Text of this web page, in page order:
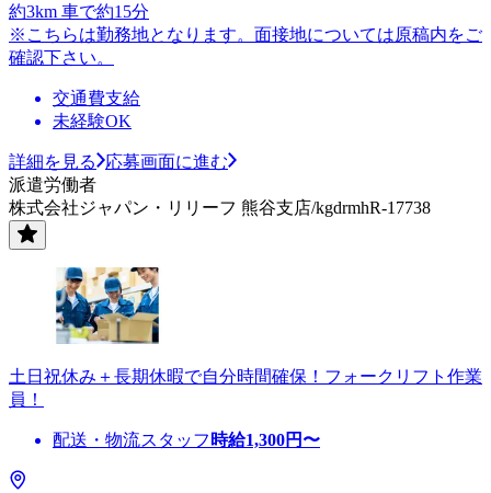
約3km 車で約15分
※こちらは勤務地となります。面接地については原稿内をご
確認下さい。
交通費支給
未経験OK
詳細を見る
応募画面に進む
派遣労働者
株式会社ジャパン・リリーフ 熊谷支店/kgdrmhR-17738
土日祝休み＋長期休暇で自分時間確保！フォークリフト作業
員！
配送・物流スタッフ 時給1,300円〜